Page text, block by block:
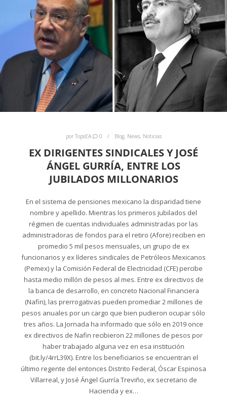
por TopsEA 0 Blog, News, Noticias
EX DIRIGENTES SINDICALES Y JOSÉ
ÁNGEL GURRÍA, ENTRE LOS
JUBILADOS MILLONARIOS
En el sistema de pensiones mexicano la disparidad tiene
nombre y apellido. Mientras los primeros jubilados del
régimen de cuentas individuales administradas por las
administradoras de fondos para el retiro (Afore) reciben en
promedio 5 mil pesos mensuales, un grupo de ex
funcionarios y ex líderes sindicales de Petróleos Mexicanos
(Pemex) y la Comisión Federal de Electricidad (CFE) percibe
hasta medio millón de pesos al mes. Entre ex directivos de
la banca de desarrollo, en concreto Nacional Financiera
(Nafin), las prerrogativas pueden promediar 2 millones de
pesos anuales por un cargo que bien pudieron ocupar sólo
tres años. La Jornada ha informado que sólo en 2019 once
ex directivos de Nafin recibieron 22 millones de pesos por
haber trabajado alguna vez en esa institución
(bit.ly/4rrL39X). Entre los beneficiarios se encuentran el
último regente del entonces Distrito Federal, Óscar Espinosa
Villarreal, y José Ángel Gurría Treviño, ex secretario de
Hacienda y ex…